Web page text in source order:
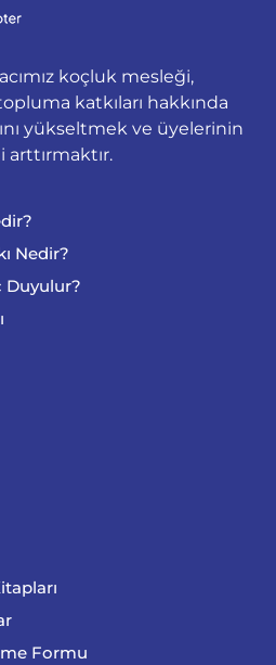
koçluk mesleği,
katkıları hakkında
yükseltmek ve üyelerinin
Nedir?
Duyulur?
Formu